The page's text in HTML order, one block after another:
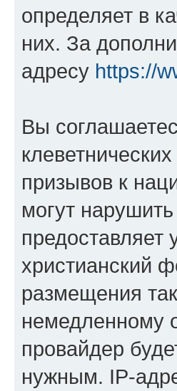
определяет в
них. За
адресу https://
Вы
призывов к
могут
предоставляет
христианский
размещения
немедленному
провайдер
нужным. IP-